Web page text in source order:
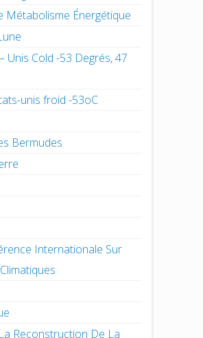
Métabolisme Énergétique
Unis Cold -53 Degrés, 47
unis froid -53oC
Bermudes
Internationale Sur
Reconstruction De La